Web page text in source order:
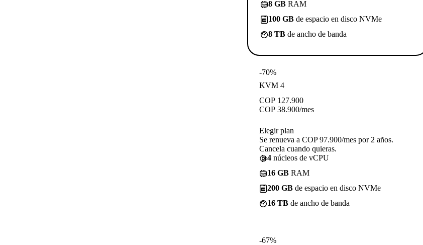
8 GB RAM
100 GB de espacio en disco NVMe
8 TB de ancho de banda
-70%
KVM 4
COP 127.900
COP 38.900/mes
Elegir plan
Se renueva a COP 97.900/mes por 2 años.
Cancela cuando quieras.
4 núcleos de vCPU
16 GB RAM
200 GB de espacio en disco NVMe
16 TB de ancho de banda
-67%